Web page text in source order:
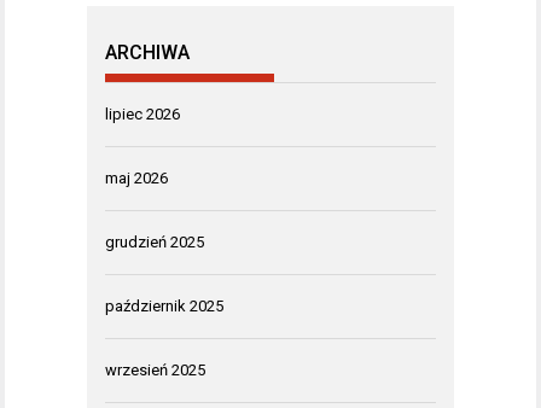
ARCHIWA
lipiec 2026
maj 2026
grudzień 2025
październik 2025
wrzesień 2025